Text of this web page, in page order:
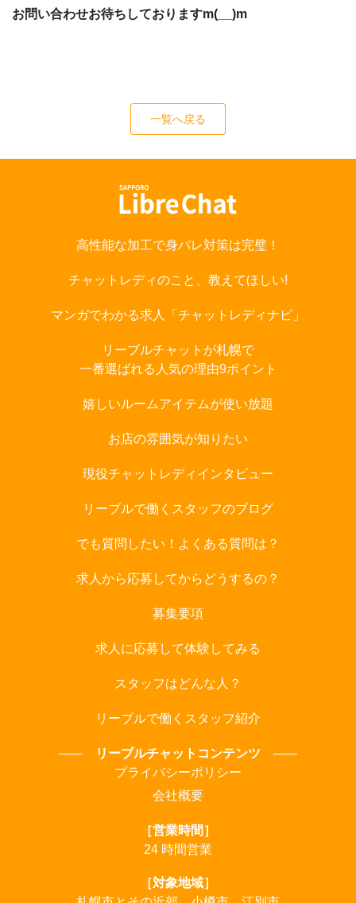
お問い合わせお待ちしておりますm(__)m
一覧へ戻る
高性能な加工で身バレ対策は完璧！
チャットレディのこと、教えてほしい!
マンガでわかる求人「チャットレディナビ」
リーブルチャットが札幌で
一番選ばれる人気の理由9ポイント
嬉しいルームアイテムが使い放題
お店の雰囲気が知りたい
現役チャットレディインタビュー
リーブルで働くスタッフのブログ
でも質問したい！よくある質問は？
求人から応募してからどうするの？
募集要項
求人に応募して体験してみる
スタッフはどんな人？
リーブルで働くスタッフ紹介
リーブルチャットコンテンツ
プライバシーポリシー
会社概要
［営業時間］
24 時間営業
［対象地域］